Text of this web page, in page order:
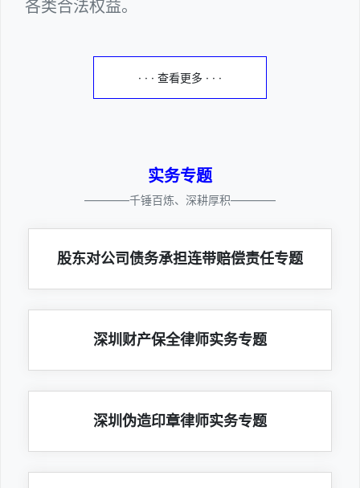
各类合法权益。
· · · 查看更多 · · ·
实务专题
————千锤百炼、深耕厚积————
股东对公司债务承担连带赔偿责任专题
深圳财产保全律师实务专题
深圳伪造印章律师实务专题